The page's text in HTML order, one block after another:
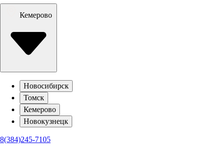
Кемерово
Новосибирск
Томск
Кемерово
Новокузнецк
8(384)245-7105